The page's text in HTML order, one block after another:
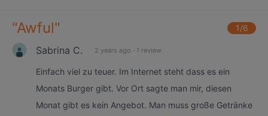
"Awful" 1/6
Sabrina C. 2 years ago · 1 review
Einfach viel zu teuer. Im Internet steht dass es ein
Monats Burger gibt. Vor Ort sagte man mir, diesen
Monat gibt es kein Angebot. Man muss große Getränke